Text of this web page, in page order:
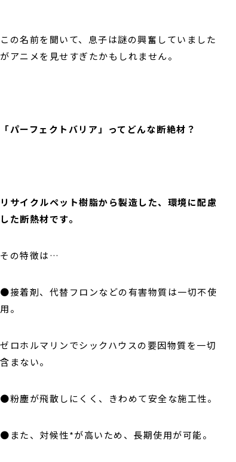
この名前を聞いて、息子は謎の興奮していました
がアニメを見せすぎたかもしれません。
「パーフェクトバリア」ってどんな断絶材？
リサイクルペット樹脂から製造した、環境に配慮
した断熱材です。
その特徴は…
●接着剤、代替フロンなどの有害物質は一切不使
用。
ゼロホルマリンでシックハウスの要因物質を一切
含まない。
●粉塵が飛散しにくく、きわめて安全な施工性。
●また、対候性*が高いため、長期使用が可能。